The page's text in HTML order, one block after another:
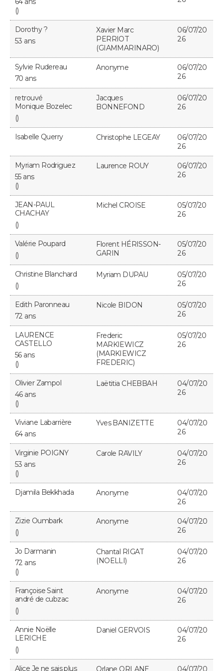
FORUM
Bricolage
Lifestyle
Culture
Sport
Auto
Television
Voyage
Cinema
()
Dorothy ?
53 ans
Xavier Marc
PERRIOT
(GIAMMARINARO)
06/07/20
26
Sylvie Rudereau
70 ans
Anonyme
06/07/20
26
retrouvé
Monique Bozelec
()
Jacques
BONNEFOND
06/07/20
26
Isabelle Querry Christophe LEGEAY
06/07/20
26
Myriam Rodriguez
55 ans
()
Laurence ROUY
06/07/20
26
JEAN-PAUL
CHACHAY
()
Michel CROISE
05/07/20
26
Valérie Poupard
()
Florent HÉRISSON-
GARIN
05/07/20
26
Christine Blanchard
()
Myriam DUPAU
05/07/20
26
Edith Paronneau
72 ans
Nicole BIDON
05/07/20
26
LAURENCE
CASTELLO
56 ans
()
Frederic
MARKIEWICZ
(MARKIEWICZ
FREDERIC)
05/07/20
26
Olivier Zampol
46 ans
()
Laëtitia CHEBBAH
04/07/20
26
Viviane Labarrière
64 ans
Yves BANIZETTE
04/07/20
26
Virginie POIGNY
53 ans
()
Carole RAVILY
04/07/20
26
Djamila Bekkhada Anonyme
04/07/20
26
Zizie Oumbark
()
Anonyme
04/07/20
26
Jo Darmanin
72 ans
()
Chantal RIGAT
(NOELLI)
04/07/20
26
Françoise Saint
andré de cubzac
()
Anonyme
04/07/20
26
Annie Noëlle
LERICHE
()
Daniel GERVOIS
04/07/20
26
Alice Je ne sais plus Orlane ORLANE 04/07/20